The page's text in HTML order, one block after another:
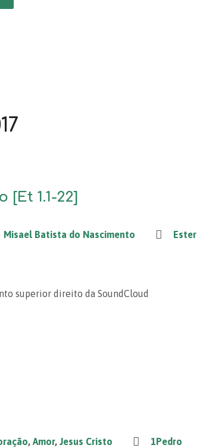
[Et 1.1-22]
Misael Batista do Nascimento Ester
superior direito da SoundCloud
, Amor, Jesus Cristo 1Pedro